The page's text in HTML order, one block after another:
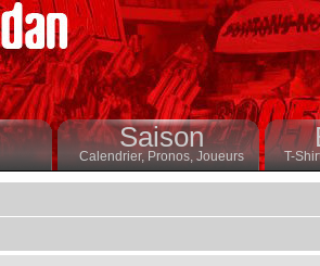
Saison
Calendrier,Pronos, Joueurs T-